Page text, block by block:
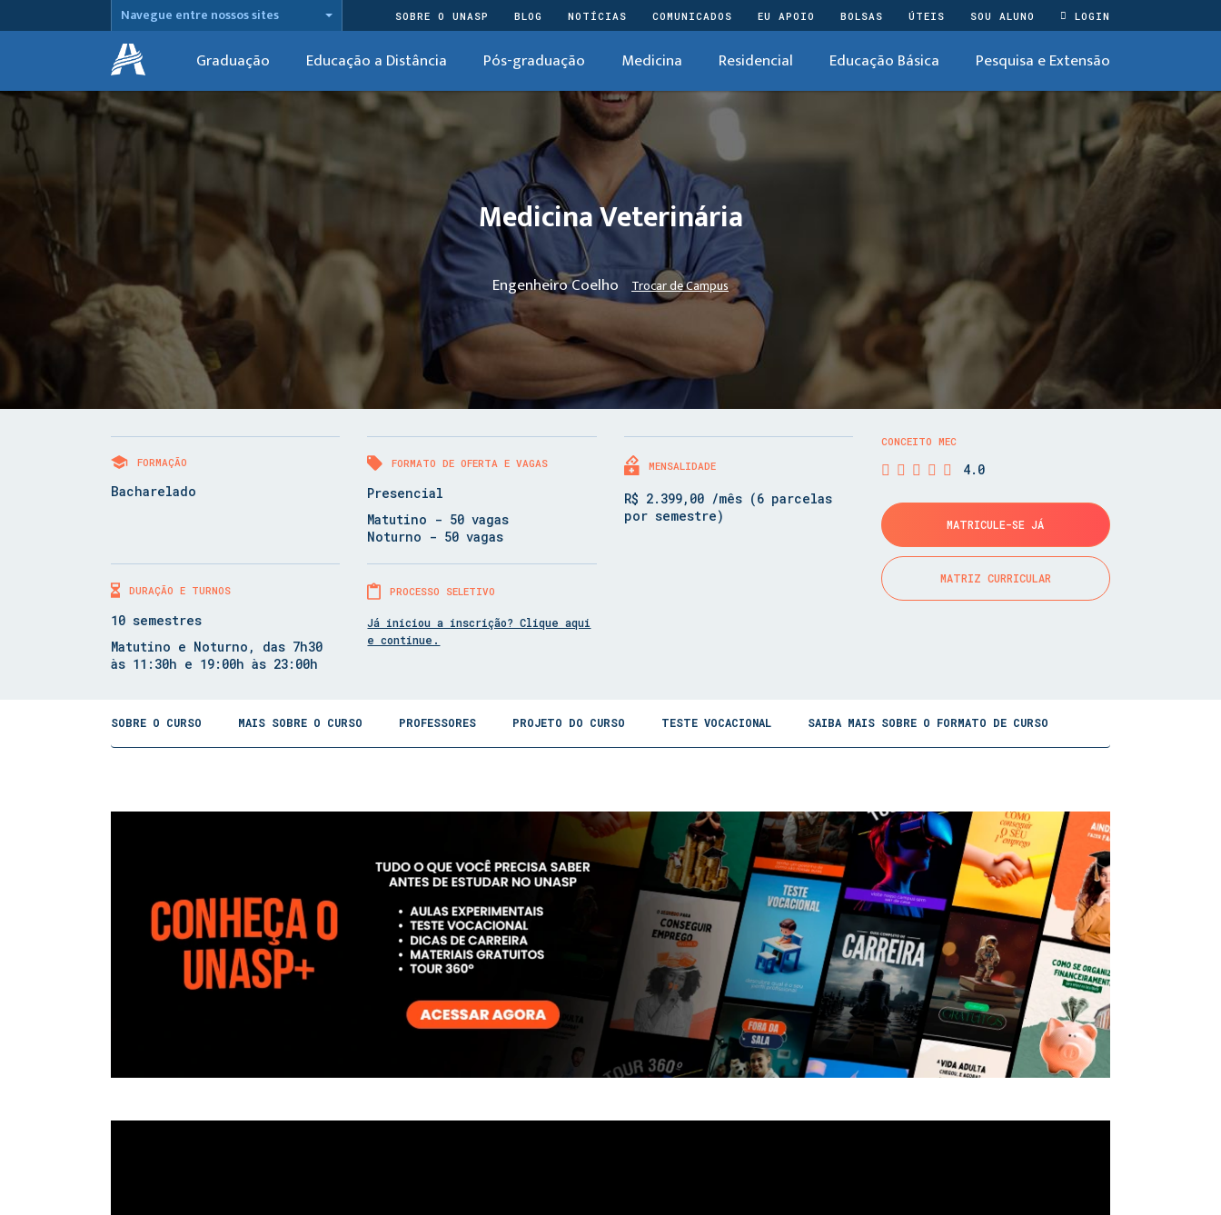
Navegue entre nossos sites SOBRE O UNASP BLOG NOTÍCIAS COMUNICADOS EU APOIO BOLSAS ÚTEIS SOU ALUNO LOGIN
Graduação Educação a Distância Pós-graduação Medicina Residencial Educação Básica Pesquisa e Extensão
Medicina Veterinária
Engenheiro Coelho Trocar de Campus
FORMAÇÃO
Bacharelado
FORMATO DE OFERTA E VAGAS
Presencial
Matutino - 50 vagas
Noturno - 50 vagas
MENSALIDADE
R$ 2.399,00 /mês (6 parcelas
por semestre)
DURAÇÃO E TURNOS
10 semestres
Matutino e Noturno, das 7h30
às 11:30h e 19:00h às 23:00h
PROCESSO SELETIVO
Já iniciou a inscrição? Clique aqui
e continue.
CONCEITO MEC
4.0
MATRICULE-SE JÁ
MATRIZ CURRICULAR
SOBRE O CURSO MAIS SOBRE O CURSO PROFESSORES PROJETO DO CURSO TESTE VOCACIONAL SAIBA MAIS SOBRE O FORMATO DE CURSO